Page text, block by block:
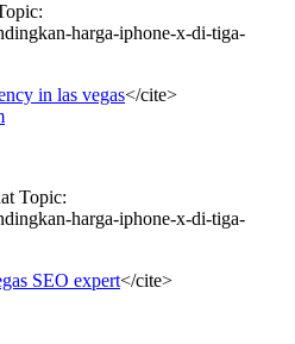
harga-iphone-x-di-tiga-
in las vegas</cite>
Topic:
harga-iphone-x-di-tiga-
SEO expert</cite>